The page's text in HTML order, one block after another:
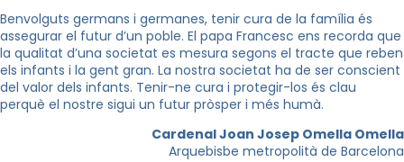
Benvolguts germans i germanes, tenir cura de la família és
assegurar el futur d’un poble. El papa Francesc ens recorda que
la qualitat d’una societat es mesura segons el tracte que reben
els infants i la gent gran. La nostra societat ha de ser conscient
del valor dels infants. Tenir-ne cura i protegir-los és clau
perquè el nostre sigui un futur pròsper i més humà.
Cardenal Joan Josep Omella Omella
Arquebisbe metropolità de Barcelona